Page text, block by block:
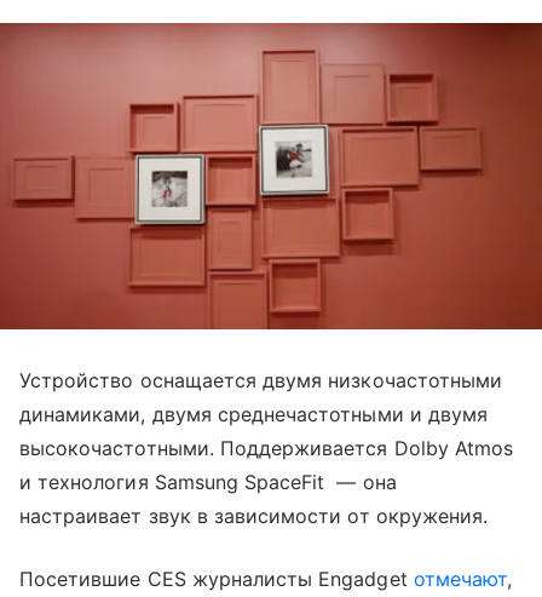
Устройство оснащается двумя низкочастотными
динамиками, двумя среднечастотными и двумя
высокочастотными. Поддерживается Dolby Atmos
и технология Samsung SpaceFit — она
настраивает звук в зависимости от окружения.
Посетившие CES журналисты Engadget отмечают,